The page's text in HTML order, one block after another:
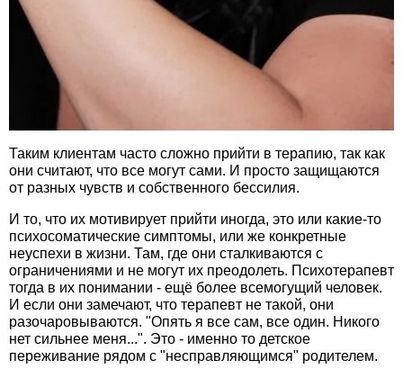
Таким клиентам часто сложно прийти в терапию, так как
они считают, что все могут сами. И просто защищаются
от разных чувств и собственного бессилия.
И то, что их мотивирует прийти иногда, это или какие-то
психосоматические симптомы, или же конкретные
неуспехи в жизни. Там, где они сталкиваются с
ограничениями и не могут их преодолеть. Психотерапевт
тогда в их понимании - ещё более всемогущий человек.
И если они замечают, что терапевт не такой, они
разочаровываются. "Опять я все сам, все один. Никого
нет сильнее меня...". Это - именно то детское
переживание рядом с "несправляющимся" родителем.